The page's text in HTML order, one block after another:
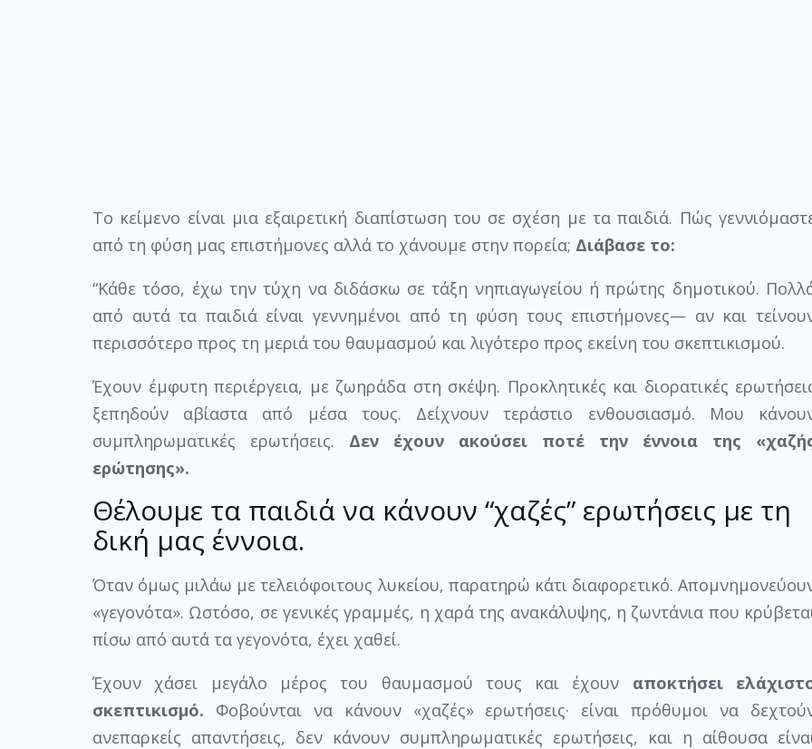
Το κείμενο είναι μια εξαιρετική διαπίστωση του σε σχέση με τα παιδιά. Πώς
από τη φύση μας επιστήμονες αλλά το χάνουμε στην πορεία; Διάβασε το:
“Κάθε τόσο, έχω την τύχη να διδάσκω σε τάξη νηπιαγωγείου ή πρώτης δημοτικού.
από αυτά τα παιδιά είναι γεννημένοι από τη φύση τους επιστήμονες— αν και
περισσότερο προς τη μεριά του θαυμασμού και λιγότερο προς εκείνη του σκεπτικισμού.
Έχουν έμφυτη περιέργεια, με ζωηράδα στη σκέψη. Προκλητικές και διορατικές
ξεπηδούν αβίαστα από μέσα τους. Δείχνουν τεράστιο ενθουσιασμό. Μου
συμπληρωματικές ερωτήσεις. Δεν έχουν ακούσει ποτέ την έννοια της
ερώτησης».
Θέλουμε τα παιδιά να κάνουν “χαζές” ερωτήσεις με τη
δική μας έννοια.
Όταν όμως μιλάω με τελειόφοιτους λυκείου, παρατηρώ κάτι διαφορετικό.
«γεγονότα». Ωστόσο, σε γενικές γραμμές, η χαρά της ανακάλυψης, η ζωντάνια που
πίσω από αυτά τα γεγονότα, έχει χαθεί.
Έχουν χάσει μεγάλο μέρος του θαυμασμού τους και έχουν αποκτήσει
σκεπτικισμό. Φοβούνται να κάνουν «χαζές» ερωτήσεις· είναι πρόθυμοι να
ανεπαρκείς απαντήσεις, δεν κάνουν συμπληρωματικές ερωτήσεις, και η αίθουσα